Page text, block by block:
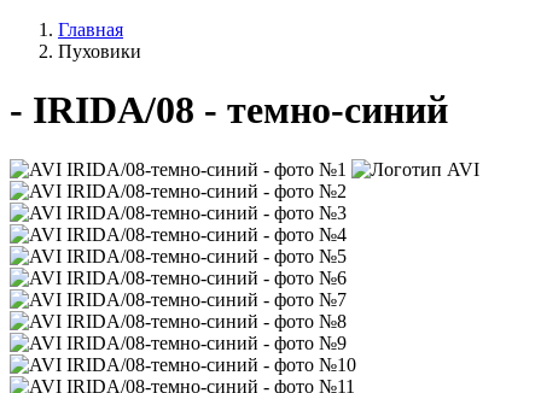
Главная
Пуховики
- IRIDA/08 - темно-синий